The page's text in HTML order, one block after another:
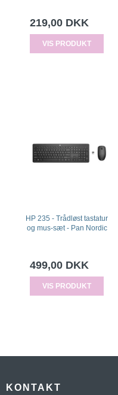
219,00 DKK
VIS PRODUKT
HP 235 - Trådløst tastatur
og mus-sæt - Pan Nordic
499,00 DKK
VIS PRODUKT
KONTAKT